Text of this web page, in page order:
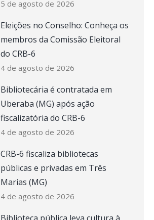
5 de agosto de 2026
Eleições no Conselho: Conheça os
membros da Comissão Eleitoral
do CRB-6
4 de agosto de 2026
Bibliotecária é contratada em
Uberaba (MG) após ação
fiscalizatória do CRB-6
4 de agosto de 2026
CRB-6 fiscaliza bibliotecas
públicas e privadas em Três
Marias (MG)
4 de agosto de 2026